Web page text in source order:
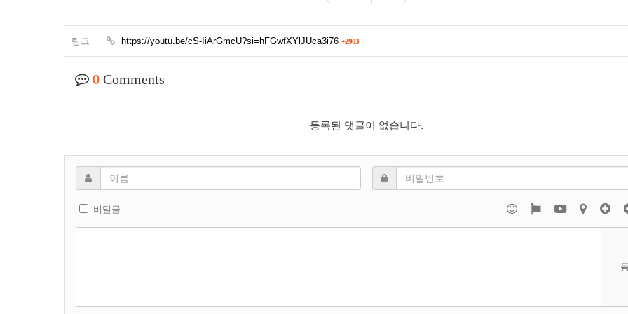
링크 https://youtu.be/cS-IiArGmcU?si=hFGwfXYlJUca3i76 +2903
0 Comments
등록된 댓글이 없습니다.
비밀글